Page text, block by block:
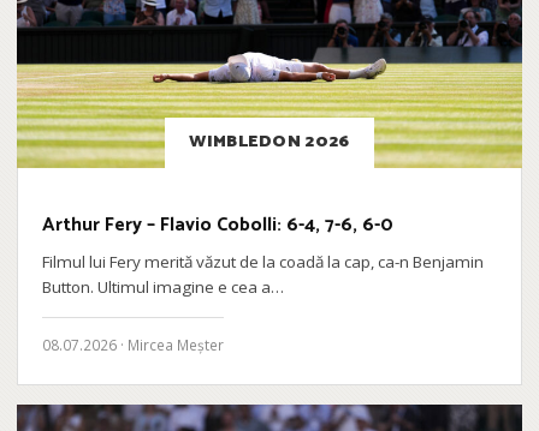
WIMBLEDON 2026
Arthur Fery – Flavio Cobolli: 6-4, 7-6, 6-0
Filmul lui Fery merită văzut de la coadă la cap, ca-n Benjamin
Button. Ultimul imagine e cea a…
08.07.2026 · Mircea Meșter